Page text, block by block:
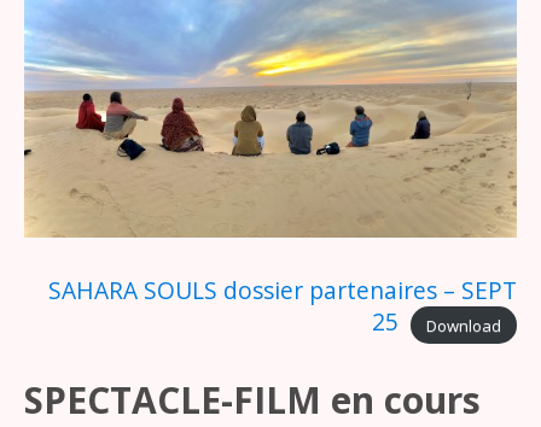
SAHARA SOULS dossier partenaires – SEPT
25
Download
SPECTACLE-FILM en cours